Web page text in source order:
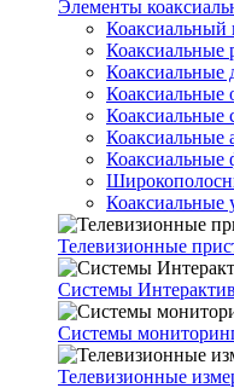
Элементы
Коаксиальный
Коаксиальные
Коаксиальные
Коаксиальные
Коаксиальные
Коаксиальные
Коаксиальные
Коаксиальные
Телевизионные
Системы
Системы
Телевизионные